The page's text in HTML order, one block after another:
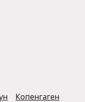
Копенгаген